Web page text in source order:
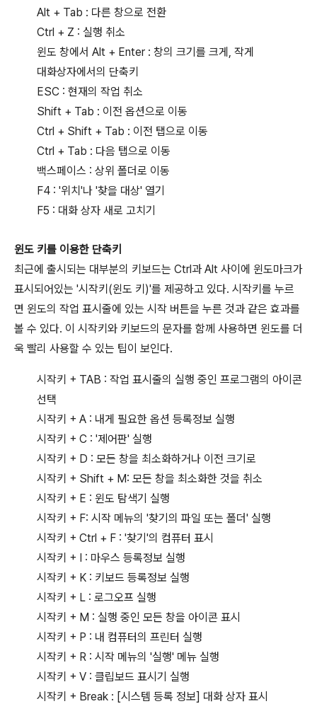
Alt + Tab : 다른 창으로 전환
Ctrl + Z : 실행 취소
윈도 창에서 Alt + Enter : 창의 크기를 크게, 작게
대화상자에서의 단축키
ESC : 현재의 작업 취소
Shift + Tab : 이전 옵션으로 이동
Ctrl + Shift + Tab : 이전 탭으로 이동
Ctrl + Tab : 다음 탭으로 이동
백스페이스 : 상위 폴더로 이동
F4 : '위치'나 '찾을 대상' 열기
F5 : 대화 상자 새로 고치기
윈도 키를 이용한 단축키
최근에 출시되는 대부분의 키보드는 Ctrl과 Alt 사이에 윈도마크가
표시되어있는 '시작키(윈도 키)'를 제공하고 있다. 시작키를 누르
면 윈도의 작업 표시줄에 있는 시작 버튼을 누른 것과 같은 효과를
볼 수 있다. 이 시작키와 키보드의 문자를 함께 사용하면 윈도를 더
욱 빨리 사용할 수 있는 팁이 보인다.
시작키 + TAB : 작업 표시줄의 실행 중인 프로그램의 아이콘
선택
시작키 + A : 내게 필요한 옵션 등록정보 실행
시작키 + C : '제어판' 실행
시작키 + D : 모든 창을 최소화하거나 이전 크기로
시작키 + Shift + M: 모든 창을 최소화한 것을 취소
시작키 + E : 윈도 탐색기 실행
시작키 + F: 시작 메뉴의 '찾기의 파일 또는 폴더' 실행
시작키 + Ctrl + F : '찾기'의 컴퓨터 표시
시작키 + I : 마우스 등록정보 실행
시작키 + K : 키보드 등록정보 실행
시작키 + L : 로그오프 실행
시작키 + M : 실행 중인 모든 창을 아이콘 표시
시작키 + P : 내 컴퓨터의 프린터 실행
시작키 + R : 시작 메뉴의 '실행' 메뉴 실행
시작키 + V : 클립보드 표시기 실행
시작키 + Break : [시스템 등록 정보] 대화 상자 표시